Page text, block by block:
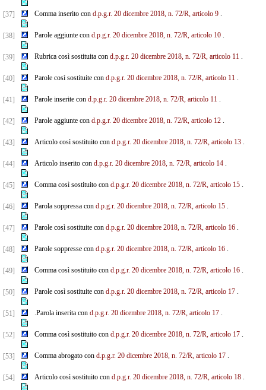
[37] Comma inserito con d.p.g.r. 20 dicembre 2018, n. 72/R, articolo 9.
[38] Parole aggiunte con d.p.g.r. 20 dicembre 2018, n. 72/R, articolo 10.
[39] Rubrica così sostituita con d.p.g.r. 20 dicembre 2018, n. 72/R, articolo 11.
[40] Parole così sostituite con d.p.g.r. 20 dicembre 2018, n. 72/R, articolo 11.
[41] Parole inserite con d.p.g.r. 20 dicembre 2018, n. 72/R, articolo 11.
[42] Parole aggiunte con d.p.g.r. 20 dicembre 2018, n. 72/R, articolo 12.
[43] Articolo così sostituito con d.p.g.r. 20 dicembre 2018, n. 72/R, articolo 13.
[44] Articolo inserito con d.p.g.r. 20 dicembre 2018, n. 72/R, articolo 14.
[45] Comma così sostituito con d.p.g.r. 20 dicembre 2018, n. 72/R, articolo 15.
[46] Parola soppressa con d.p.g.r. 20 dicembre 2018, n. 72/R, articolo 15.
[47] Parole così sostituite con d.p.g.r. 20 dicembre 2018, n. 72/R, articolo 16.
[48] Parole soppresse con d.p.g.r. 20 dicembre 2018, n. 72/R, articolo 16.
[49] Comma così sostituito con d.p.g.r. 20 dicembre 2018, n. 72/R, articolo 16.
[50] Parole così sostituite con d.p.g.r. 20 dicembre 2018, n. 72/R, articolo 17.
[51] .Parola inserita con d.p.g.r. 20 dicembre 2018, n. 72/R, articolo 17.
[52] Comma così sostituito con d.p.g.r. 20 dicembre 2018, n. 72/R, articolo 17.
[53] Comma abrogato con d.p.g.r. 20 dicembre 2018, n. 72/R, articolo 17.
[54] Articolo così sostituito con d.p.g.r. 20 dicembre 2018, n. 72/R, articolo 18.